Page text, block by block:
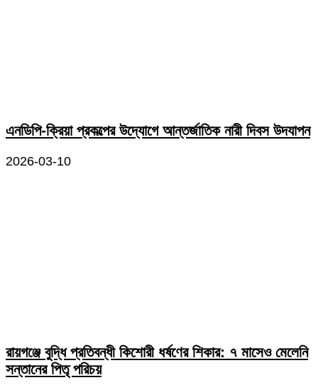
এনডিপি-ক্রিয়া প্রকল্পের উদ্যোগে আন্তর্জাতিক নারী দিবস উদযাপন
2026-03-10
রায়গঞ্জে বুদ্ধি প্রতিবন্ধী কিশোরী ধর্ষণের শিকার: ৭ মাসেও মেলেনি
সন্তানের পিতৃ পরিচয়